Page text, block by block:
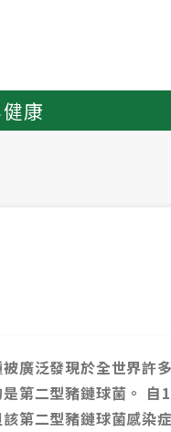
康
廣泛發現於全世界許
第二型豬鏈球菌。
第二型豬鏈球菌感染